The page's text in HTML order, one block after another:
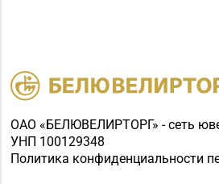
ОАО «БЕЛЮВЕЛИРТОРГ» - сеть
УНП 100129348
Политика конфиденциальности